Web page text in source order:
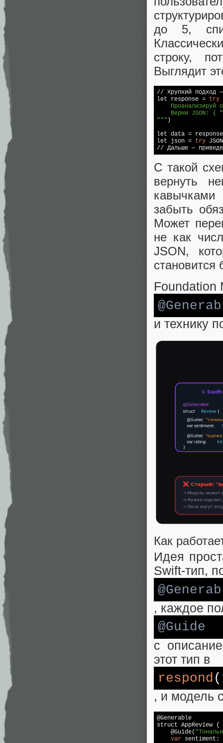
до 5,
строку,
Выглядит
// Хрупкий подход —
let response = try
Проанализируй
Верни JSON: {
""" )
let data =
let json = try
С такой
вернуть
забыть
Может
не как
JSON,
становится
Foundation
и технику
Как
Идея
Swift-тип,
, каждое
@Guide
с
этот тип в
respond (
, и модель
@Generable
struct AppReview {
    @Guide(
var sentiment: